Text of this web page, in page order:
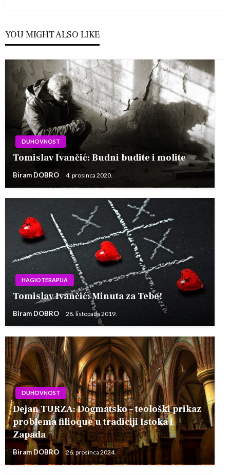
YOU MIGHT ALSO LIKE
DUHOVNOST
Tomislav Ivančić: Budni budite i molite
Biram DOBRO 4. prosinca 2020.
HAGIOTERAPIJA
Tomislav Ivančić: Minuta za Tebe!
Biram DOBRO 28. listopada 2019.
DUHOVNOST
Dejan TURZA: Dogmatsko – teološki prikaz
problema filioque u tradiciji Istoka i
Zapada
Biram DOBRO 26. prosinca 2024.